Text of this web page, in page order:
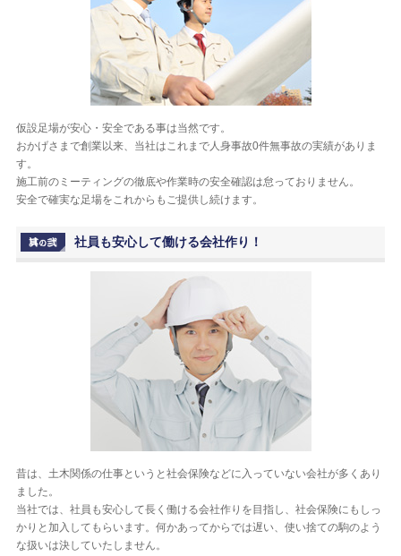
仮設足場が安心・安全である事は当然です。
おかげさまで創業以来、当社はこれまで人身事故0件無事故の実績がありま
す。
施工前のミーティングの徹底や作業時の安全確認は怠っておりません。
安全で確実な足場をこれからもご提供し続けます。
社員も安心して働ける会社作り！
昔は、土木関係の仕事というと社会保険などに入っていない会社が多くあり
ました。
当社では、社員も安心して長く働ける会社作りを目指し、社会保険にもしっ
かりと加入してもらいます。何かあってからでは遅い、使い捨ての駒のよう
な扱いは決していたしません。